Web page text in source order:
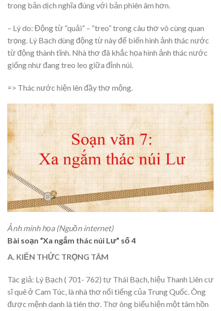
trong bản dịch nghĩa đúng với bản phiên âm hơn.
– Lý do: Động từ “quải” – “treo” trong câu thơ vô cùng quan
trọng. Lý Bạch dùng động từ này để biến hình ảnh thác nước
từ động thành tĩnh. Nhà thơ đã khắc họa hình ảnh thác nước
giống như đang treo leo giữa đỉnh núi.
=> Thác nước hiện lên đầy thơ mộng.
Ảnh minh họa (Nguồn internet)
Bài soạn “Xa ngắm thác núi Lư” số 4
A. KIẾN THỨC TRỌNG TÂM
Tác giả: Lý Bạch ( 701- 762) tự Thái Bạch, hiệu Thanh Liên cư
sĩ quê ở Cam Túc, là nhà thơ nổi tiếng của Trung Quốc. Ông
được mệnh danh là tiên thơ. Thơ ông biểu hiện một tâm hồn